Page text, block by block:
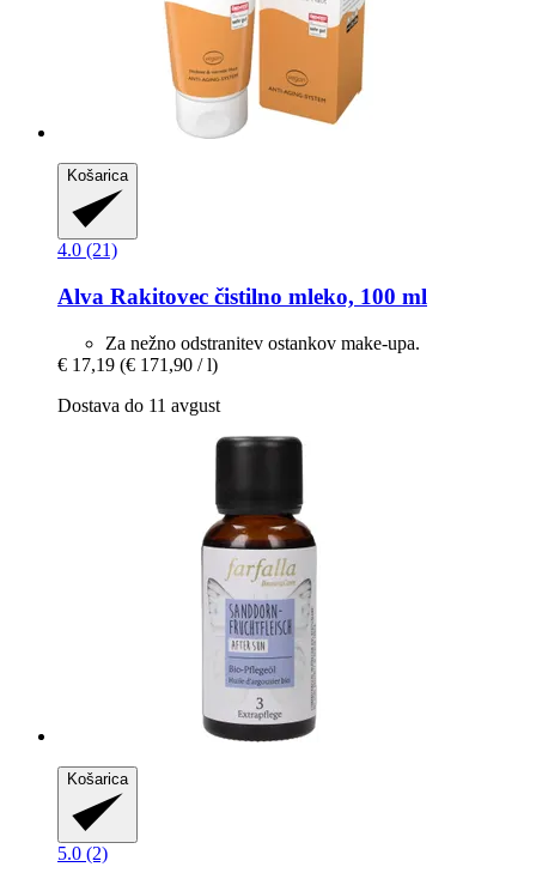
Košarica
4.0 (21)
Alva Rakitovec čistilno mleko, 100 ml
Za nežno odstranitev ostankov make-upa.
€ 17,19 (€ 171,90 / l)
Dostava do 11 avgust
Košarica
5.0 (2)